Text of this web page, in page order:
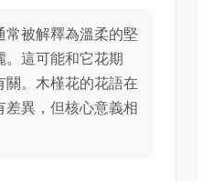
常被解釋為溫柔的堅
。這可能和它花期
關。木槿花的花語在
差異，但核心意義相